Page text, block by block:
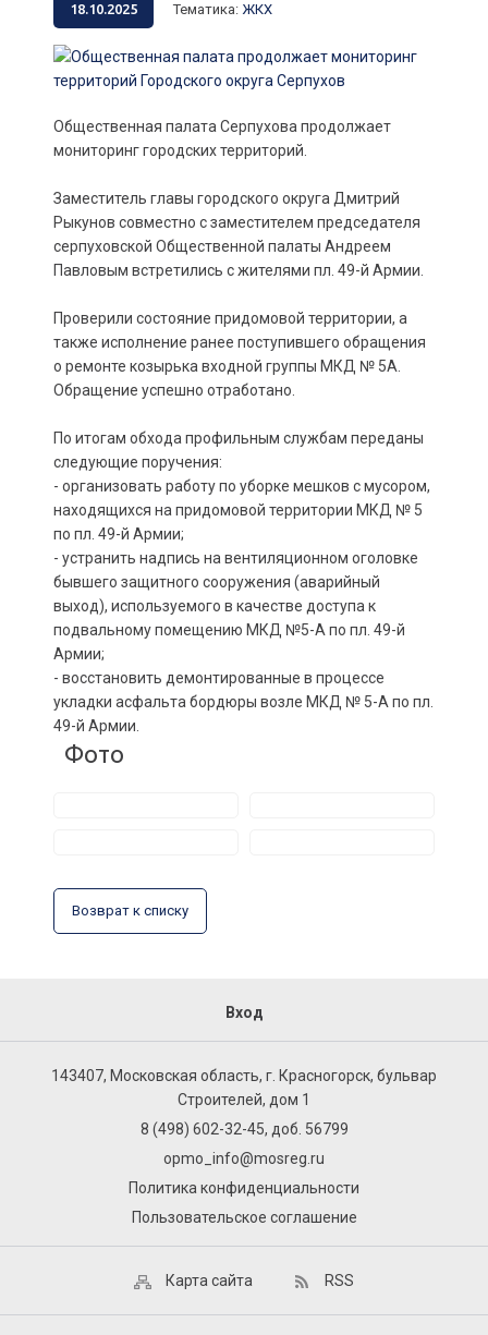
18.10.2025 Тематика: ЖКХ
Общественная палата Серпухова продолжает
мониторинг городских территорий.
Заместитель главы городского округа Дмитрий
Рыкунов совместно с заместителем председателя
серпуховской Общественной палаты Андреем
Павловым встретились с жителями пл. 49-й Армии.
Проверили состояние придомовой территории, а
также исполнение ранее поступившего обращения
о ремонте козырька входной группы МКД № 5А.
Обращение успешно отработано.
По итогам обхода профильным службам переданы
следующие поручения:
- организовать работу по уборке мешков с мусором,
находящихся на придомовой территории МКД № 5
по пл. 49-й Армии;
- устранить надпись на вентиляционном оголовке
бывшего защитного сооружения (аварийный
выход), используемого в качестве доступа к
подвальному помещению МКД №5-А по пл. 49-й
Армии;
- восстановить демонтированные в процессе
укладки асфальта бордюры возле МКД № 5-А по пл.
49-й Армии.
Фото
Возврат к списку
Вход
143407, Московская область, г. Красногорск, бульвар
Строителей, дом 1
8 (498) 602-32-45, доб. 56799
opmo_info@mosreg.ru
Политика конфиденциальности
Пользовательское соглашение
Карта сайта RSS